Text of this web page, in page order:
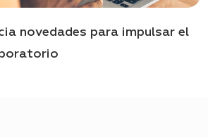
novedades para impulsar el